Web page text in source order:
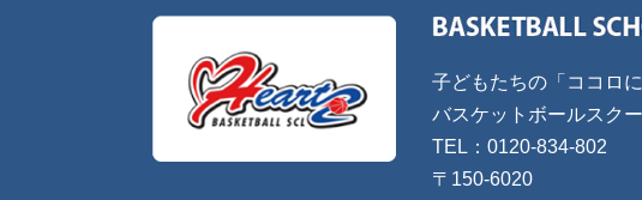
子どもたちの「ココロに
バスケットボールスク
TEL：0120-834-802
〒150-6020